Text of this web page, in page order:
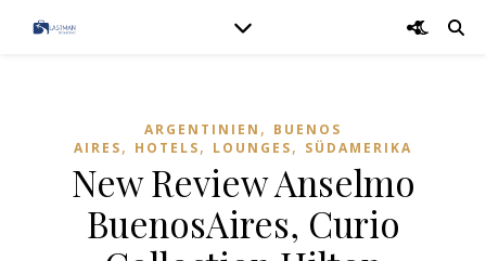
ARGENTINIEN , BUENOS
AIRES, HOTELS, LOUNGES, SÜDAMERIKA
New Review Anselmo
BuenosAires, Curio